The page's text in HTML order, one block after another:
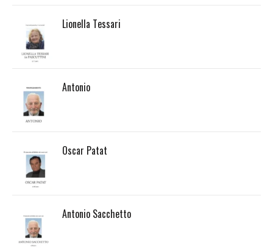
Lionella Tessari
Antonio
Oscar Patat
Antonio Sacchetto